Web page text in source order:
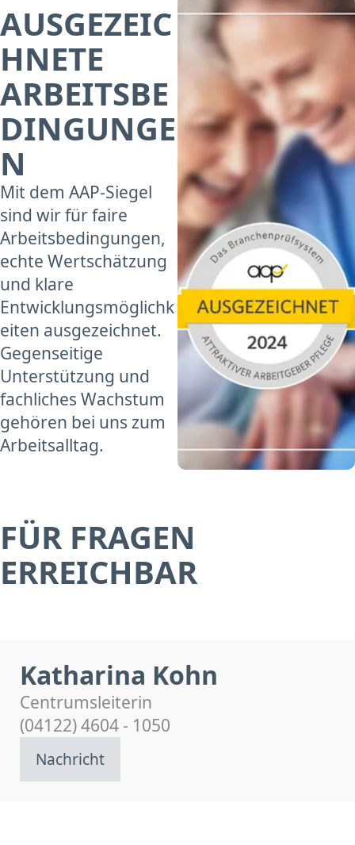
AUSGEZEIC
HNETE
ARBEITSBE
DINGUNGE
N
Mit dem AAP-Siegel
sind wir für faire
Arbeitsbedingungen,
echte Wertschätzung
und klare
Entwicklungsmöglichk
eiten ausgezeichnet.
Gegenseitige
Unterstützung und
fachliches Wachstum
gehören bei uns zum
Arbeitsalltag.
FÜR FRAGEN
ERREICHBAR
Katharina Kohn
Centrumsleiterin
(04122) 4604 - 1050
Nachricht